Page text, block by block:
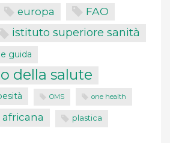
europa FAO
istituto superiore sanità
guida
della salute
OMS one health
plastica